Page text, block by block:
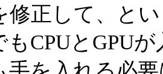
修正して、と
もCPUとGPU